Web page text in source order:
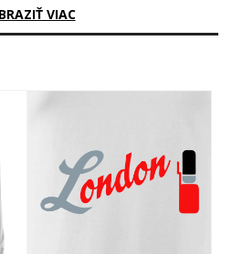
do 18. storočia iba na severnom brehu tejto
historických pamiatok sa nachádza práve
Naopak London City je známe po New
centrum sveta. Ak je vaša zastávka v
určite odporúčame navštíviť zápas
klubov, ktoré pochádzajú z Londýna a to
a Tottenham. Londýn patrí k
navštívi anglickú metropolu 27 miliónov!
VIAC